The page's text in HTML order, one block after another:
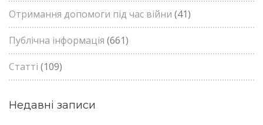
Отримання допомоги під час війни (41)
Публічна інформація (661)
Статті (109)
Недавні записи